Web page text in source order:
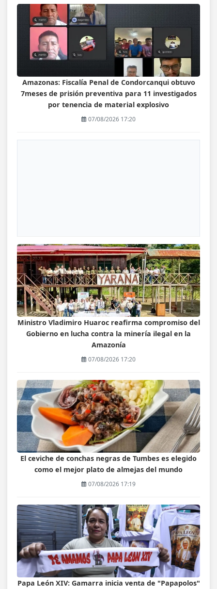
Amazonas: Fiscalía Penal de Condorcanqui obtuvo
7meses de prisión preventiva para 11 investigados
por tenencia de material explosivo
07/08/2026 17:20
Ministro Vladimiro Huaroc reafirma compromiso del
Gobierno en lucha contra la minería ilegal en la
Amazonía
07/08/2026 17:20
El ceviche de conchas negras de Tumbes es elegido
como el mejor plato de almejas del mundo
07/08/2026 17:19
Papa León XIV: Gamarra inicia venta de "Papapolos"